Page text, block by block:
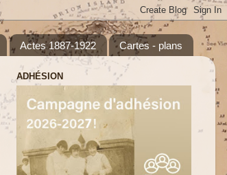
Actes 1887-1922 Cartes - plans
ADHÉSION